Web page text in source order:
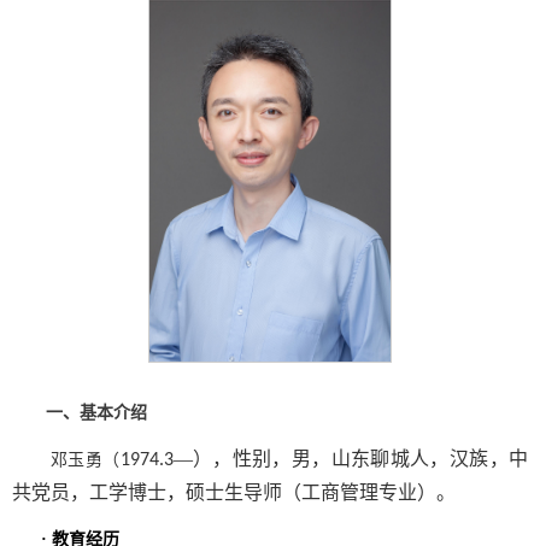
一、基本介绍
邓玉勇（ 1974.3—），性别，男，山东聊城人，汉族，中
共党员，工学博士，硕士生导师（工商管理专业）。
· 教育经历